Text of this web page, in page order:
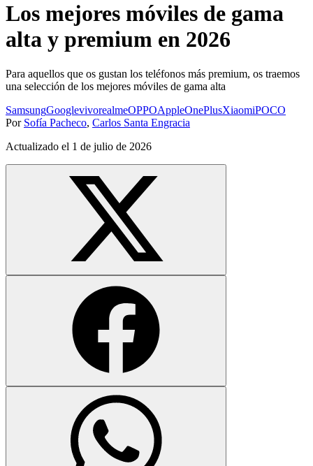
Los mejores móviles de gama
alta y premium en 2026
Para aquellos que os gustan los teléfonos más premium, os traemos
una selección de los mejores móviles de gama alta
SamsungGooglevivorealmeOPPOAppleOnePlusXiaomiPOCO
Por Sofía Pacheco, Carlos Santa Engracia
Actualizado el 1 de julio de 2026